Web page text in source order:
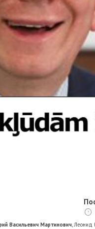
Васильевич Мартинович,Леонид